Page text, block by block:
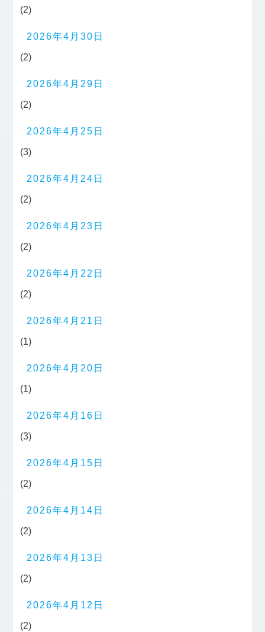
(2)
2026年4月30日
(2)
2026年4月29日
(2)
2026年4月25日
(3)
2026年4月24日
(2)
2026年4月23日
(2)
2026年4月22日
(2)
2026年4月21日
(1)
2026年4月20日
(1)
2026年4月16日
(3)
2026年4月15日
(2)
2026年4月14日
(2)
2026年4月13日
(2)
2026年4月12日
(2)